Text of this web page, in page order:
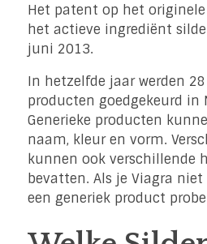
Het patent op het originele
het actieve ingrediënt
juni 2013.
In hetzelfde jaar werden
producten goedgekeurd in
Generieke producten
naam, kleur en vorm.
kunnen ook verschillende
bevatten. Als je Viagra
een generiek product